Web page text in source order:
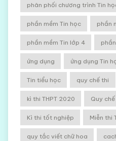
phân phối chương trình Tin
phần mềm Tin học phần
phần mềm Tin lớp 4
ứng dụng ứng dụng Tin
Tin tiểu học quy chế thi
kì thi THPT 2020 Quy
Kì thi tốt nghiệp Miễn thi
quy tắc viết chữ hoa